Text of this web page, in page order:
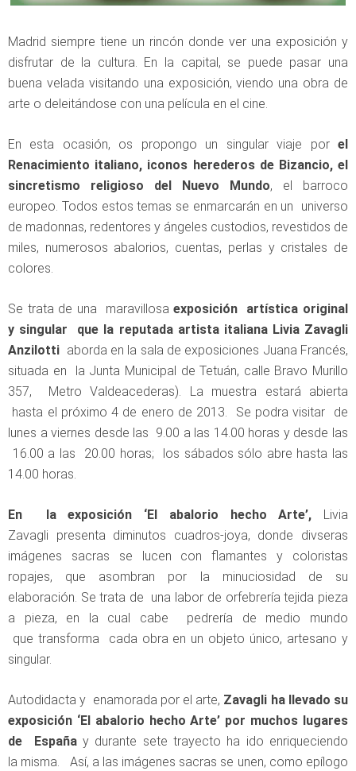
Madrid siempre tiene un rincón donde ver una exposición y
disfrutar de la cultura. En la capital, se puede pasar una
buena velada visitando una exposición, viendo una obra de
arte o deleitándose con una película en el cine.
En esta ocasión, os propongo un singular viaje por el
Renacimiento italiano, iconos herederos de Bizancio, el
sincretismo religioso del Nuevo Mundo, el barroco
europeo. Todos estos temas se enmarcarán en un universo
de madonnas, redentores y ángeles custodios, revestidos de
miles, numerosos abalorios, cuentas, perlas y cristales de
colores.
Se trata de una maravillosaexposición artística original
y singular que la reputada artista italiana Livia Zavagli
Anzilotti aborda en la sala de exposiciones Juana Francés,
situada en la Junta Municipal de Tetuán, calle Bravo Murillo
357, Metro Valdeacederas). La muestra estará abierta
hasta el próximo 4 de enero de 2013. Se podra visitar de
lunes a viernes desde las 9.00 a las 14.00 horas y desde las
16.00 a las 20.00 horas; los sábados sólo abre hasta las
14.00 horas.
En la exposición ‘El abalorio hecho Arte’, Livia
Zavagli presenta diminutos cuadros-joya, donde divseras
imágenes sacras se lucen con flamantes y coloristas
ropajes, que asombran por la minuciosidad de su
elaboración. Se trata de una labor de orfebrería tejida pieza
a pieza, en la cual cabe pedrería de medio mundo
que transforma cada obra en un objeto único, artesano y
singular.
Autodidacta y enamorada por el arte, Zavagli ha llevado su
exposición ‘El abalorio hecho Arte’ por muchos lugares
de Españay durante sete trayecto ha ido enriqueciendo
la misma. Así, a las imágenes sacras se unen, como epílogo